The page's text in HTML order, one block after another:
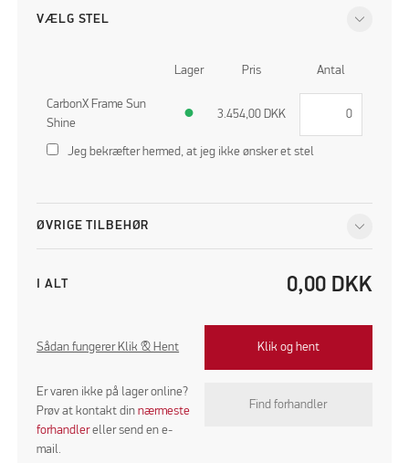
VÆLG STEL
Lager Pris Antal
CarbonX Frame Sun
Shine
● 3.454,00 DKK
Jeg bekræfter hermed, at jeg ikke ønsker et stel
ØVRIGE TILBEHØR
I ALT 0,00 DKK
Sådan fungerer Klik & Hent Klik og hent
Er varen ikke på lager online?
Prøv at kontakt dinnærmeste
forhandlereller send en e-
mail.
Find forhandler